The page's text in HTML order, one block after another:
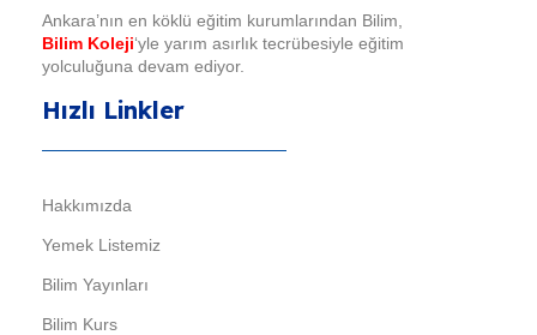
Ankara’nın en köklü eğitim kurumlarından Bilim,
Bilim Koleji‘yle yarım asırlık tecrübesiyle eğitim
yolculuğuna devam ediyor.
Hızlı Linkler
Hakkımızda
Yemek Listemiz
Bilim Yayınları
Bilim Kurs